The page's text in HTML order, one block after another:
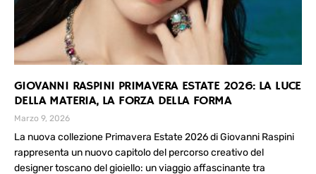
GIOVANNI RASPINI PRIMAVERA ESTATE 2026: LA LUCE
DELLA MATERIA, LA FORZA DELLA FORMA
Marzo 9, 2026
La nuova collezione Primavera Estate 2026 di Giovanni Raspini
rappresenta un nuovo capitolo del percorso creativo del
designer toscano del gioiello: un viaggio affascinante tra